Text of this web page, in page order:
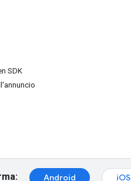
SDK
Android iOS